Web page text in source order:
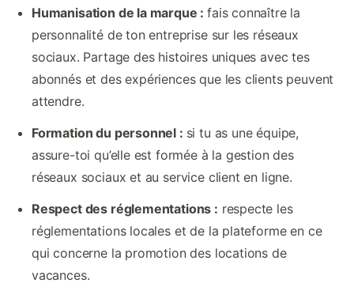
Humanisation de la marque :fais connaître la
personnalité de ton entreprise sur les réseaux
sociaux. Partage des histoires uniques avec tes
abonnés et des expériences que les clients peuvent
attendre.
Formation du personnel : si tu as une équipe,
assure-toi qu’elle est formée à la gestion des
réseaux sociaux et au service client en ligne.
Respect des réglementations : respecte les
réglementations locales et de la plateforme en ce
qui concerne la promotion des locations de
vacances.